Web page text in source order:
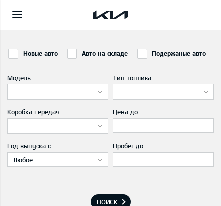
Новые авто Авто на складе Подержаные авто
Модель Тип топлива
Коробка передач Цена до
Год выпуска с
Любое
Пробег до
ПОИСК